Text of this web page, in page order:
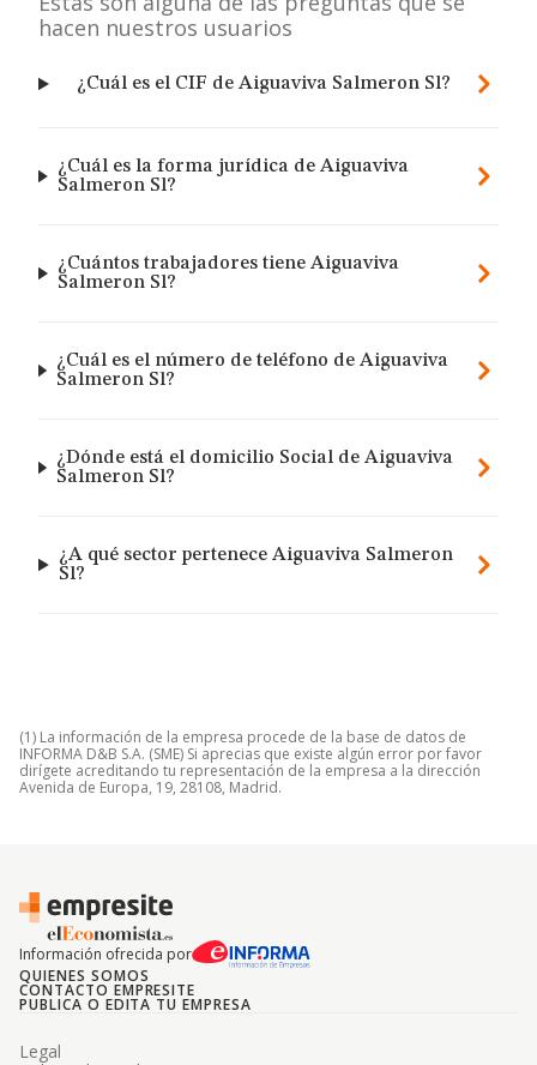
hacen nuestros usuarios
¿Cuál es el CIF de Aiguaviva Salmeron Sl?
¿Cuál es la forma jurídica de Aiguaviva
Salmeron Sl?
¿Cuántos trabajadores tiene Aiguaviva
Salmeron Sl?
¿Cuál es el número de teléfono de Aiguaviva
Salmeron Sl?
¿Dónde está el domicilio Social de Aiguaviva
Salmeron Sl?
¿A qué sector pertenece Aiguaviva Salmeron
Sl?
(1) La información de la empresa procede de la base de datos de
INFORMA D&B S.A. (SME) Si aprecias que existe algún error por favor
dirígete acreditando tu representación de la empresa a la dirección
Avenida de Europa, 19, 28108, Madrid.
Información ofrecida por
QUIENES SOMOS
CONTACTO EMPRESITE
PUBLICA O EDITA TU EMPRESA
Legal